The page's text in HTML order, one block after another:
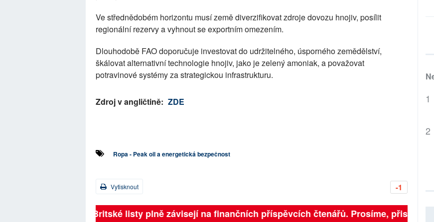
Ve střednědobém horizontu musí země diverzifikovat zdroje dovozu hnojiv, posílit
regionální rezervy a vyhnout se exportním omezením.
Dlouhodobě FAO doporučuje investovat do udržitelného, úsporného zemědělství,
škálovat alternativní technologie hnojiv, jako je zelený amoniak, a považovat
potravinové systémy za strategickou infrastrukturu.
Zdroj v angličtině: ZDE
Ropa - Peak oil a energetická bezpečnost
-1
Vytisknout
Britské listy plně závisejí na finančních příspěvcích čtenářů. Prosíme, přispějte. ➥